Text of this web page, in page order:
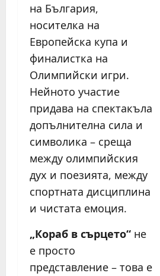
на България,
носителка на
Европейска купа и
финалистка на
Олимпийски игри.
Нейното участие
придава на спектакъла
допълнителна сила и
символика – среща
между олимпийския
дух и поезията, между
спортната дисциплина
и чистата емоция.
„Кораб в сърцето“ не
е просто
представление – това е